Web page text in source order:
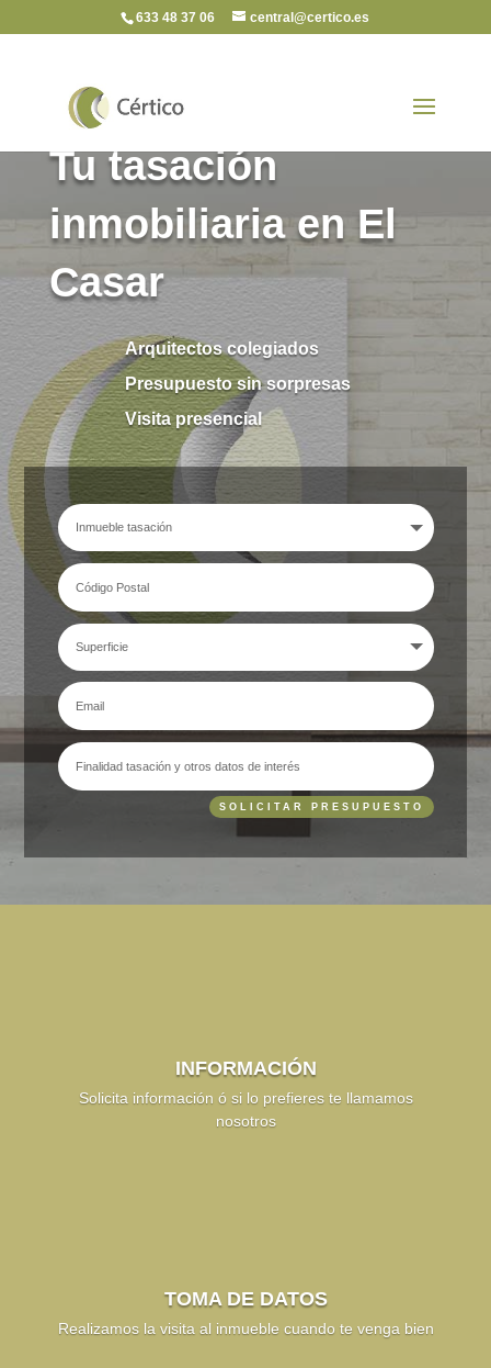
633 48 37 06 central@certico.es
Tu tasación
inmobiliaria en El
Casar
Arquitectos colegiados
Presupuesto sin sorpresas
Visita presencial
SOLICITAR PRESUPUESTO
INFORMACIÓN
Solicita información ó si lo prefieres te llamamos
nosotros
TOMA DE DATOS
Realizamos la visita al inmueble cuando te venga bien